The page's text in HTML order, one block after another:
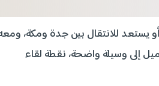
أو يستعد للانتقال بين جدة ومكة،
إلى وسيلة واضحة، نقطة لقاء